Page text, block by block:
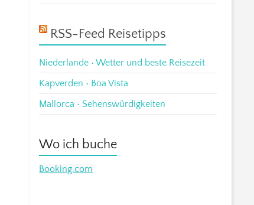
RSS-Feed Reisetipps
Niederlande • Wetter und beste Reisezeit
Kapverden • Boa Vista
Mallorca • Sehenswürdigkeiten
Wo ich buche
Booking.com